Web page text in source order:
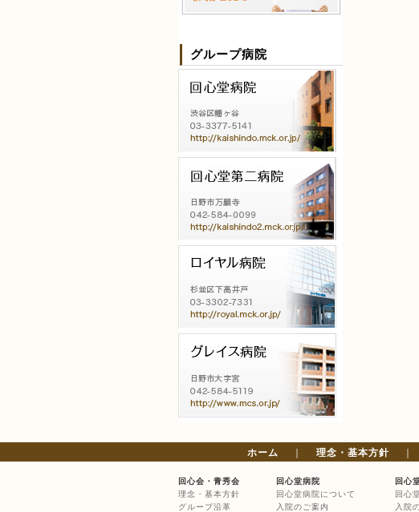
グループ病院
ホーム 理念・基本方針
回心会・青秀会
理念・基本方針
グループ沿革
回心堂病院
回心堂病院について
入院のご案内
回心
回心
入院